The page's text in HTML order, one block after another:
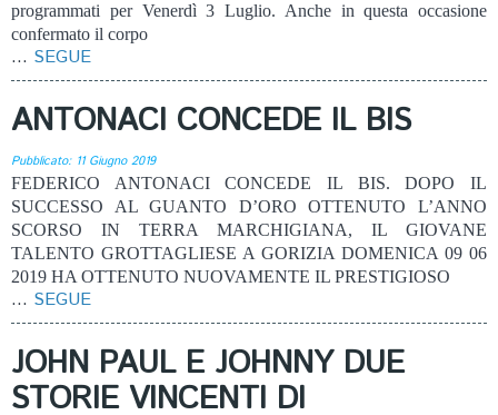
TECNICI
EVENTI
AFFILIAZIONE E TESSERAMENTO
programmati per Venerdì 3 Luglio. Anche in questa occasione
confermato il corpo
... SEGUE
ANTONACI CONCEDE IL BIS
Pubblicato: 11 Giugno 2019
FEDERICO ANTONACI CONCEDE IL BIS. DOPO IL
SUCCESSO AL GUANTO D’ORO OTTENUTO L’ANNO
SCORSO IN TERRA MARCHIGIANA, IL GIOVANE
TALENTO GROTTAGLIESE A GORIZIA DOMENICA 09 06
2019 HA OTTENUTO NUOVAMENTE IL PRESTIGIOSO
... SEGUE
JOHN PAUL E JOHNNY DUE
STORIE VINCENTI DI